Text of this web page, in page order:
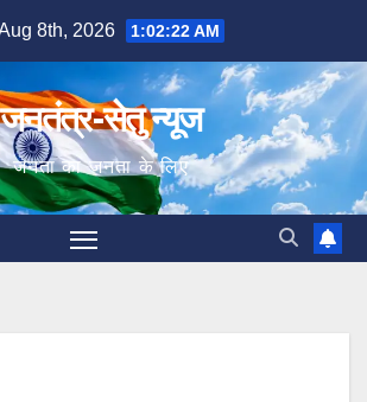
8th, 2026 1:02:23 AM
जनतंत्र-सेतु न्यूज
जनता का जनता के लिए